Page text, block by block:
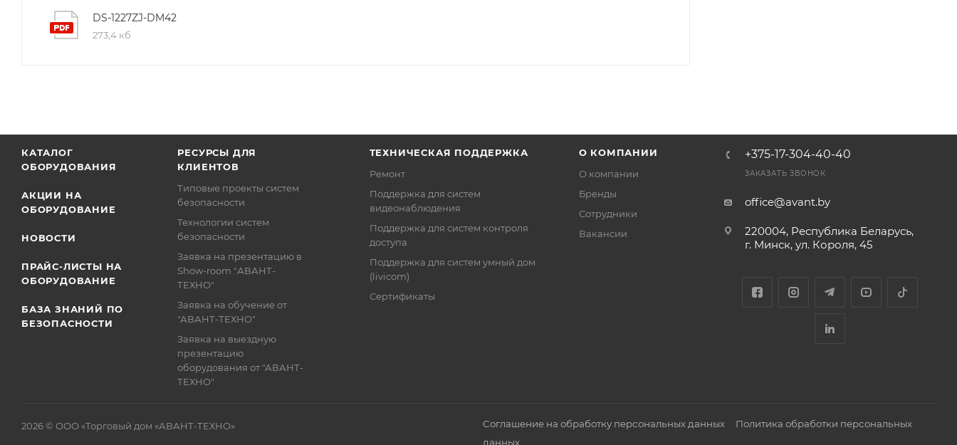
DS-1227ZJ-DM42
273,4 кб
КАТАЛОГ
ОБОРУДОВАНИЯ
АКЦИИ НА
ОБОРУДОВАНИЕ
НОВОСТИ
ПРАЙС-ЛИСТЫ НА
ОБОРУДОВАНИЕ
БАЗА ЗНАНИЙ ПО
БЕЗОПАСНОСТИ
РЕСУРСЫ ДЛЯ
КЛИЕНТОВ
Типовые проекты систем
безопасности
Технологии систем
безопасности
Заявка на презентацию в
Show-room "АВАНТ-
ТЕХНО"
Заявка на обучение от
"АВАНТ-ТЕХНО"
Заявка на выездную
презентацию
оборудования от "АВАНТ-
ТЕХНО"
ТЕХНИЧЕСКАЯ ПОДДЕРЖКА
Ремонт
Поддержка для систем
видеонаблюдения
Поддержка для систем контроля
доступа
Поддержка для систем умный дом
(livicom)
Сертификаты
О КОМПАНИИ
О компании
Бренды
Сотрудники
Вакансии
+375-17-304-40-40
ЗАКАЗАТЬ ЗВОНОК
office@avant.by
220004, Республика Беларусь,
г. Минск, ул. Короля, 45
Соглашение на обработку персональных данных
Политика обработки персональных
данных
2026 © ООО «Торговый дом «АВАНТ-ТЕХНО»